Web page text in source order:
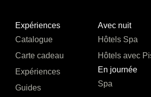
Expériences
Catalogue
Carte cadeau
Expériences
Guides
Avec nuit
Hôtels Spa
Hôtels avec
En journée
Spa